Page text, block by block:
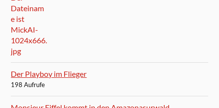
Der Playboy im Flieger
198 Aufrufe